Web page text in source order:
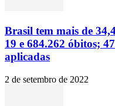
Brasil tem mais de
19 e 684.262 óbitos;
aplicadas
2 de setembro de 2022